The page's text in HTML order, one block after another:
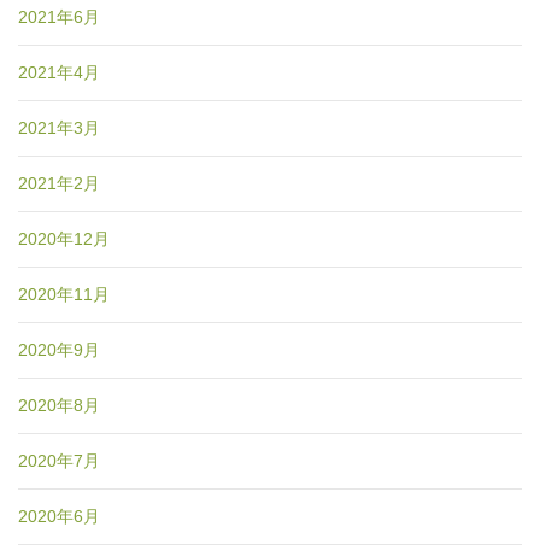
2021年6月
2021年4月
2021年3月
2021年2月
2020年12月
2020年11月
2020年9月
2020年8月
2020年7月
2020年6月